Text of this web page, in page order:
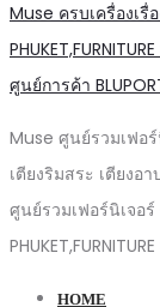
Muse ครบเครื่องเรื่อ
ศูนย์การค้า
Muse ศูนย์รวมเฟอ
เตียงริมสระ เตียงอ
ศูนย์รวมเฟอร์นิเจอร์
HOME